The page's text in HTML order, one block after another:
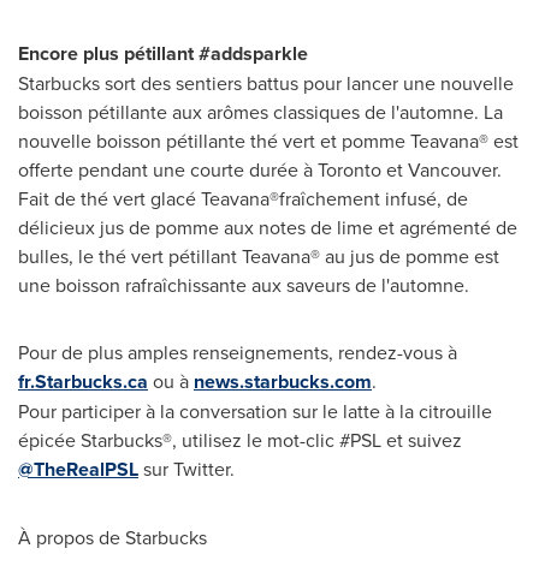
Encore plus pétillant #addsparkle
Starbucks sort des sentiers battus pour lancer une nouvelle
boisson pétillante aux arômes classiques de l'automne. La
nouvelle boisson pétillante thé vert et pomme Teavana® est
offerte pendant une courte durée àTorontoetVancouver.
Fait dethé vert glacé Teavana®fraîchement infusé, de
délicieux jus de pomme aux notes de lime et agrémenté de
bulles, le thé vert pétillant Teavana® au jus de pomme est
une boisson rafraîchissante aux saveurs de l'automne.
Pour de plus amples renseignements, rendez-vous à
fr.Starbucks.ca ou à news.starbucks.com.
Pour participer à la conversation sur le latte à la citrouille
épicée Starbucks®, utilisez le mot-clic #PSL et suivez
@TheRealPSLsur Twitter.
À propos de Starbucks